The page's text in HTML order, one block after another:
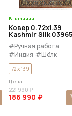
В наличии
Ковер 0.72x1.39
Kashmir Silk 03965
#Ручная работа
#Индия #Шёлк
72 x 139
Цена:
221 990 ₽
186 990 ₽